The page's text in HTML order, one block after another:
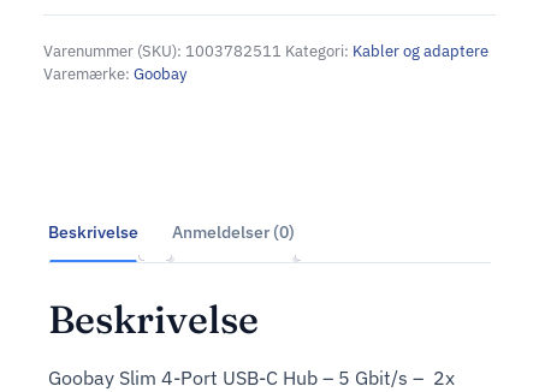
Varenummer (SKU): 1003782511 Kategori: Kabler og adaptere
Varemærke: Goobay
Beskrivelse Anmeldelser (0)
Beskrivelse
Goobay Slim 4-Port USB-C Hub – 5 Gbit/s – 2x